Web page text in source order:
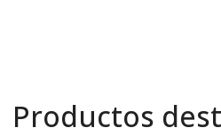
Productos